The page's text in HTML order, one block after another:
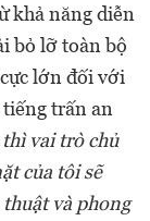
khả năng diễn
bỏ lỡ toàn bộ
lớn đối với
trấn an
vai trò chủ
của tôi sẽ
và phong